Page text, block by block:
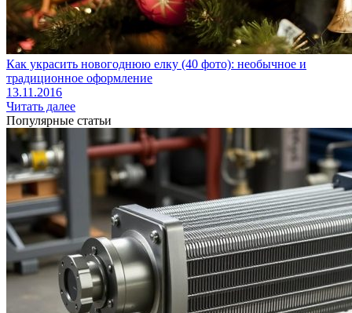
Как украсить новогоднюю елку (40 фото): необычное и
традиционное оформление
13.11.2016
Читать далее
Популярные статьи